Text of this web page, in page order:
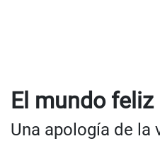
El mundo feliz
Una apología de la